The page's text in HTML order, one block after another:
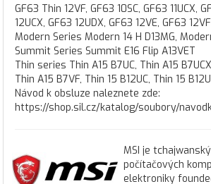
GF63 Thin 12VF, GF63 10SC, GF63 11UCX,
12UCX, GF63 12UDX, GF63 12VE, GF63 12VF
Modern Series Modern 14 H D13MG,
Summit Series Summit E16 Flip A13VET
Thin series Thin A15 B7UC, Thin A15
Thin A15 B7VF, Thin 15 B12UC, Thin 15
Návod k obsluze naleznete zde:
https://shop.sil.cz/katalog/soubory/
MSI je
počítačových
elektroniky